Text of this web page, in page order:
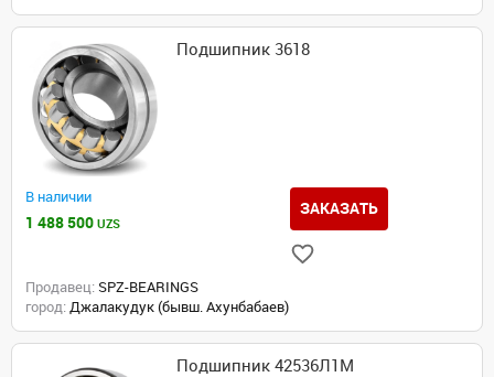
Подшипник 3618
В наличии
1 488 500 UZS
ЗАКАЗАТЬ
Продавец: SPZ-BEARINGS
город: Джалакудук (бывш. Ахунбабаев)
Подшипник 42536Л1М